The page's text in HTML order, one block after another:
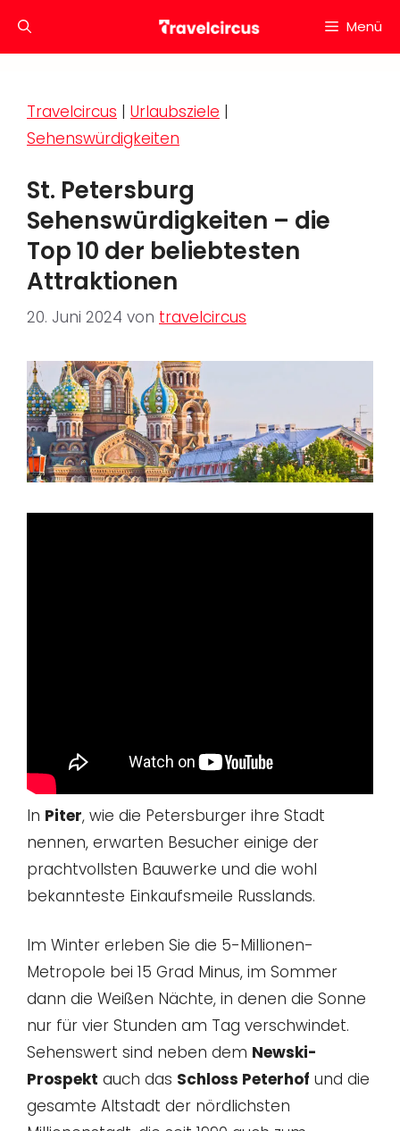
Inhalt
Menü
Travelcircus | Urlaubsziele |
Sehenswürdigkeiten
St. Petersburg
Sehenswürdigkeiten – die
Top 10 der beliebtesten
Attraktionen
20. Juni 2024 von travelcircus
In Piter, wie die Petersburger ihre Stadt
nennen, erwarten Besucher einige der
prachtvollsten Bauwerke und die wohl
bekannteste Einkaufsmeile Russlands.
Im Winter erleben Sie die 5-Millionen-
Metropole bei 15 Grad Minus, im Sommer
dann die Weißen Nächte, in denen die Sonne
nur für vier Stunden am Tag verschwindet.
Sehenswert sind neben dem Newski-
Prospekt auch das Schloss Peterhof und die
gesamte Altstadt der nördlichsten